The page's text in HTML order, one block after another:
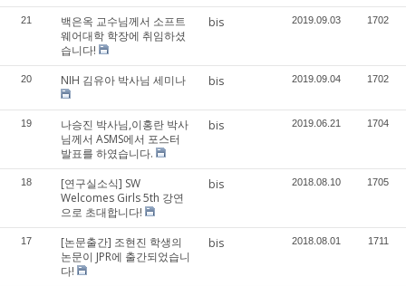
21
백은옥 교수님께서 소프트
웨어대학 학장에 취임하셨
습니다!
bis 2019.09.03 1702
20 NIH 김유아 박사님 세미나 bis 2019.09.04 1702
19
나승진 박사님,이홍란 박사
님께서 ASMS에서 포스터
발표를 하였습니다.
bis 2019.06.21 1704
18
[연구실소식] SW
Welcomes Girls 5th 강연
으로 초대합니다!
bis 2018.08.10 1705
17
[논문출간] 조현진 학생의
논문이 JPR에 출간되었습니
다!
bis 2018.08.01 1711